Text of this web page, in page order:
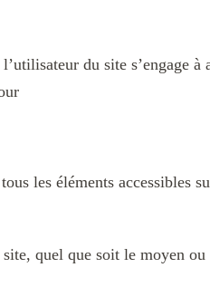
du site s’engage à
les éléments accessibles
quel que soit le moyen